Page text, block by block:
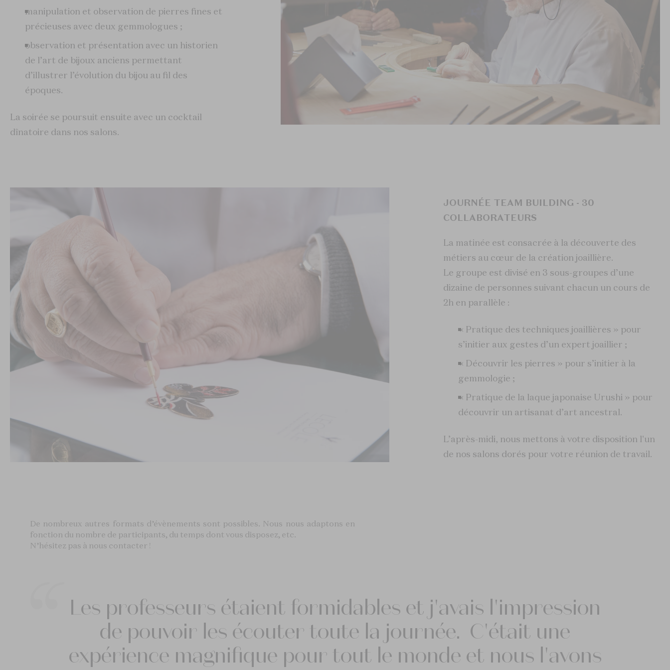
manipulation et observation de pierres fines et
précieuses avec deux gemmologues ;
observation et présentation avec un historien
de l’art de bijoux anciens permettant
d’illustrer l’évolution du bijou au fil des
époques.
La soirée se poursuit ensuite avec un cocktail
dînatoire dans nos salons.
JOURNÉE TEAM BUILDING - 30
COLLABORATEURS
La matinée est consacrée à la découverte des
métiers au cœur de la création joaillière.
Le groupe est divisé en 3 sous-groupes d’une
dizaine de personnes suivant chacun un cours de
2h en parallèle :
« Pratique des techniques joaillières » pour
s’initier aux gestes d’un expert joaillier ;
« Découvrir les pierres » pour s’initier à la
gemmologie ;
« Pratique de la laque japonaise Urushi » pour
découvrir un artisanat d’art ancestral.
L’après-midi, nous mettons à votre disposition l'un
de nos salons dorés pour votre réunion de travail.
De nombreux autres formats d’évènements sont possibles. Nous nous adaptons en
fonction du nombre de participants, du temps dont vous disposez, etc.
N’hésitez pas à nous contacter !
Les professeurs étaient formidables et j'avais l'impression
de pouvoir les écouter toute la journée. C'était une
expérience magnifique pour tout le monde et nous l'avons